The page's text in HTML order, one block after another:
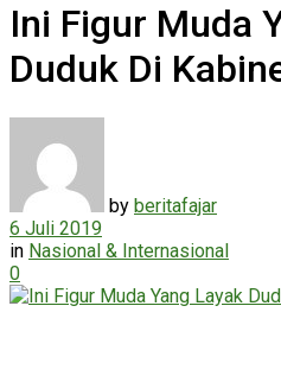
Ini Figur Muda
Duduk Di
by beritafajar
6 Juli 2019
in Nasional & Internasional
0